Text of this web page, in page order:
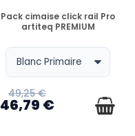
EN STOCK
Pack cimaise click rail Pro
artiteq PREMIUM
49,25 €
46,79 €